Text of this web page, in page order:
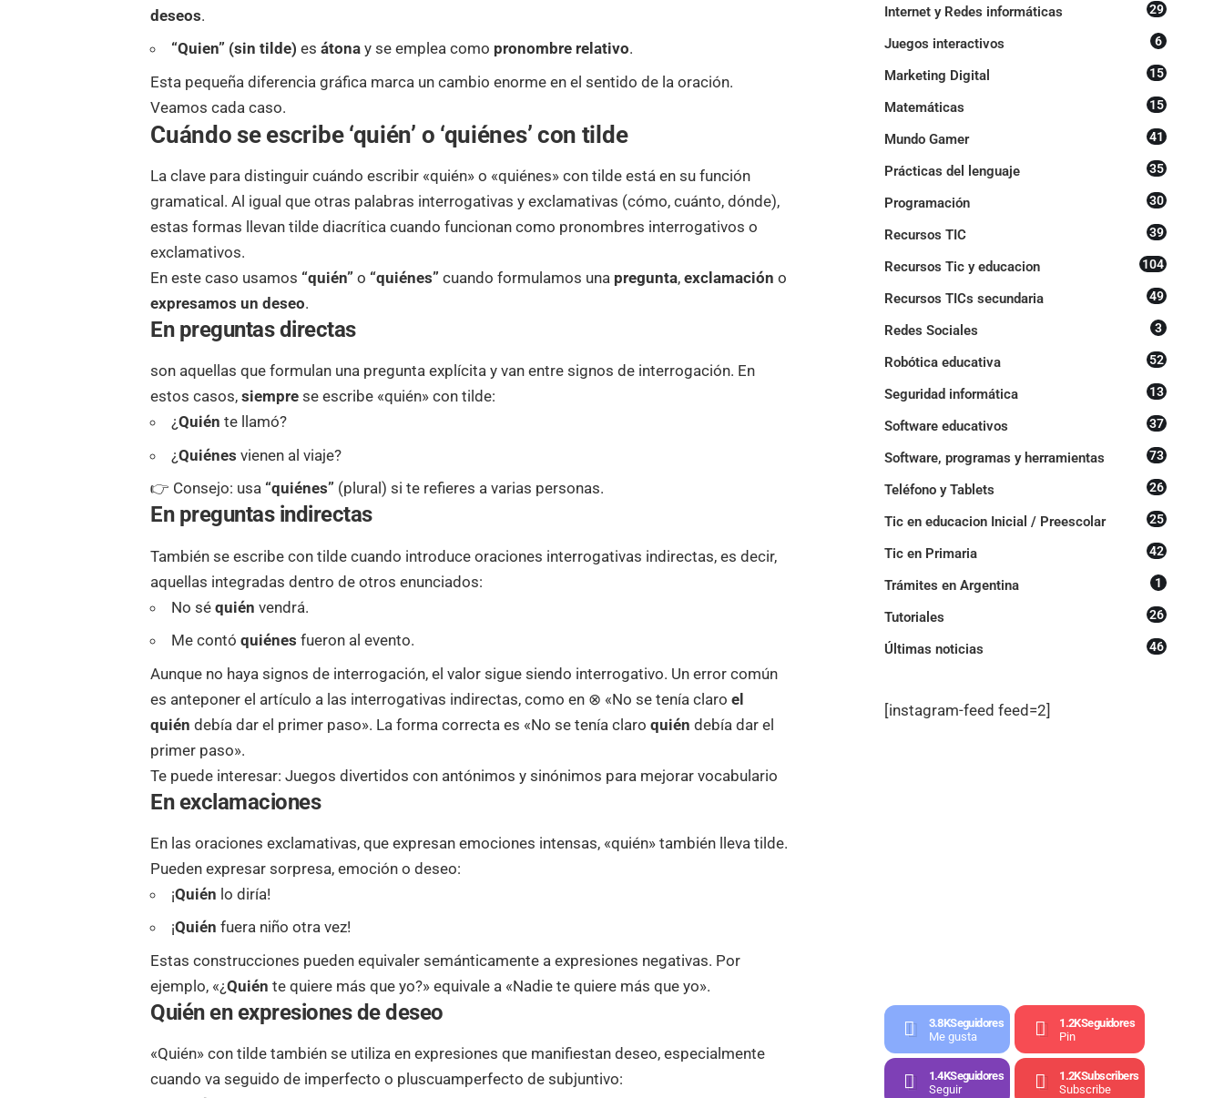
deseos.
“Quien” (sin tilde) esátona y se emplea como pronombre relativo.
Esta pequeña diferencia gráfica marca un cambio enorme en el sentido de la oración.
Veamos cada caso.
Cuándo se escribe ‘quién’ o ‘quiénes’ con tilde
La clave para distinguir cuándo escribir «quién» o «quiénes» con tilde está en su función
gramatical. Al igual que otras palabras interrogativas y exclamativas (cómo, cuánto, dónde),
estas formas llevan tilde diacrítica cuando funcionan como pronombres interrogativos o
exclamativos.
En este caso usamos “quién” o “quiénes” cuando formulamos una pregunta,exclamación o
expresamos un deseo.
En preguntas directas
son aquellas que formulan una pregunta explícita y van entre signos de interrogación. En
estos casos,siempre se escribe «quién» con tilde:
¿Quién te llamó?
¿Quiénes vienen al viaje?
👉 Consejo: usa “quiénes” (plural) si te refieres a varias personas.
En preguntas indirectas
También se escribe con tilde cuando introduce oraciones interrogativas indirectas, es decir,
aquellas integradas dentro de otros enunciados:
No séquién vendrá.
Me contóquiénes fueron al evento.
Aunque no haya signos de interrogación, el valor sigue siendo interrogativo. Un error común
es anteponer el artículo a las interrogativas indirectas, como en ⊗ «No se tenía claroel
quién debía dar el primer paso». La forma correcta es «No se tenía claroquién debía dar el
primer paso».
Te puede interesar:Juegos divertidos con antónimos y sinónimos para mejorar vocabulario
En exclamaciones
En las oraciones exclamativas, que expresan emociones intensas, «quién» también lleva tilde.
Pueden expresar sorpresa, emoción o deseo:
¡Quién lo diría!
¡Quién fuera niño otra vez!
Estas construcciones pueden equivaler semánticamente a expresiones negativas. Por
ejemplo, «¿Quién te quiere más que yo?» equivale a «Nadie te quiere más que yo».
Quién en expresiones de deseo
«Quién» con tilde también se utiliza en expresiones que manifiestan deseo, especialmente
cuando va seguido de imperfecto o pluscuamperfecto de subjuntivo:
Internet y Redes informáticas 29
Juegos interactivos 6
Marketing Digital 15
Matemáticas 15
Mundo Gamer 41
Prácticas del lenguaje 35
Programación 30
Recursos TIC 39
Recursos Tic y educacion 104
Recursos TICs secundaria 49
Redes Sociales 3
Robótica educativa 52
Seguridad informática 13
Software educativos 37
Software, programas y herramientas 73
Teléfono y Tablets 26
Tic en educacion Inicial / Preescolar 25
Tic en Primaria 42
Trámites en Argentina 1
Tutoriales 26
Últimas noticias 46
[instagram-feed feed=2]
3.8KSeguidores
Me gusta
1.2KSeguidores
Pin
1.4KSeguidores
Seguir
1.2KSubscribers
Subscribe